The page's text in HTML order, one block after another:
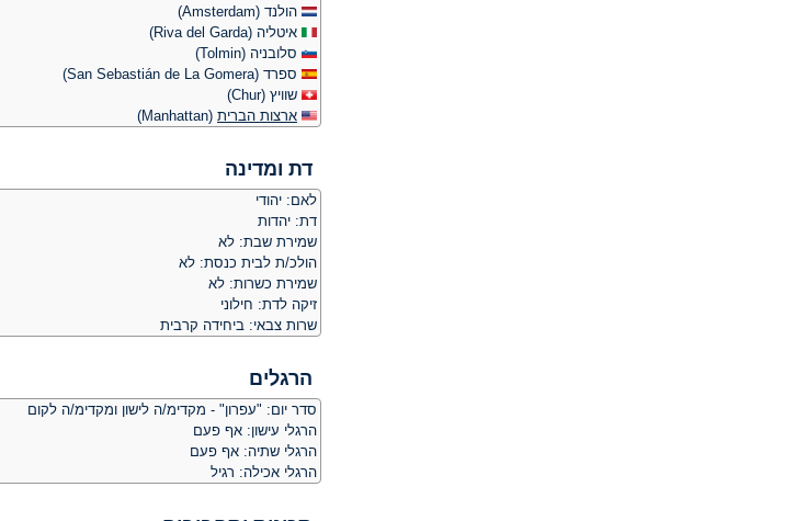
הולנד (Amsterdam)
איטליה (Riva del Garda)
סלובניה (Tolmin)
ספרד (San Sebastián de La Gomera)
שוויץ (Chur)
ארצות הברית (Manhattan)
דת ומדינה
לאם: יהודי
דת: יהדות
שמירת שבת: לא
הולכ/ת לבית כנסת: לא
שמירת כשרות: לא
זיקה לדת: חילוני
שרות צבאי: ביחידה קרבית
הרגלים
סדר יום: "עפרון" - מקדימ/ה לישון ומקדימ/ה לקום
הרגלי עישון: אף פעם
הרגלי שתיה: אף פעם
הרגלי אכילה: רגיל